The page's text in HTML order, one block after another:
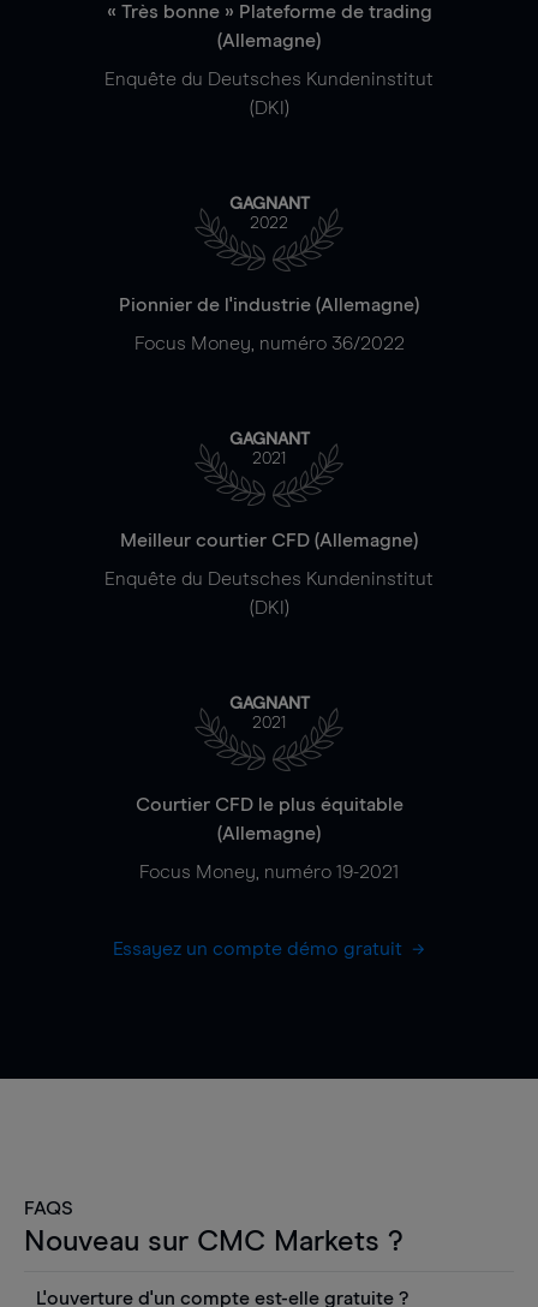
« Très bonne » Plateforme de trading
(Allemagne)
Enquête du Deutsches Kundeninstitut
(DKI)
GAGNANT
2022
Pionnier de l'industrie (Allemagne)
Focus Money, numéro 36/2022
GAGNANT
2021
Meilleur courtier CFD (Allemagne)
Enquête du Deutsches Kundeninstitut
(DKI)
GAGNANT
2021
Courtier CFD le plus équitable
(Allemagne)
Focus Money, numéro 19-2021
Essayez un compte démo gratuit
FAQS
Nouveau sur CMC Markets ?
L'ouverture d'un compte est-elle gratuite ?